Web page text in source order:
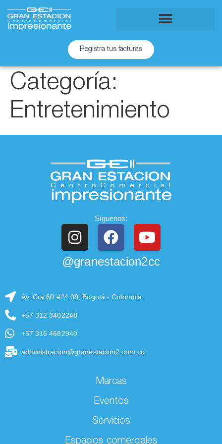
Registra tus facturas
Categoría:
Entretenimiento
Síguenos:
@granestacion2cc
Av. Cra 60 #24 09, Bogotá - Colombia.
+57 312 3402248
+57 316 4682940
administracion@granestacion2.com.co
Marcas
Eventos
Servicios
Espacios comerciales